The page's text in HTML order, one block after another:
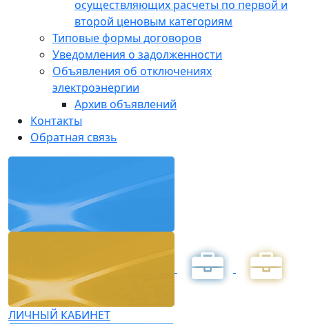
осуществляющих расчеты по первой и
второй ценовым категориям
Типовые формы договоров
Уведомления о задолженности
Объявления об отключениях
электроэнергии
Архив объявлений
Контакты
Обратная связь
ЛИЧНЫЙ КАБИНЕТ